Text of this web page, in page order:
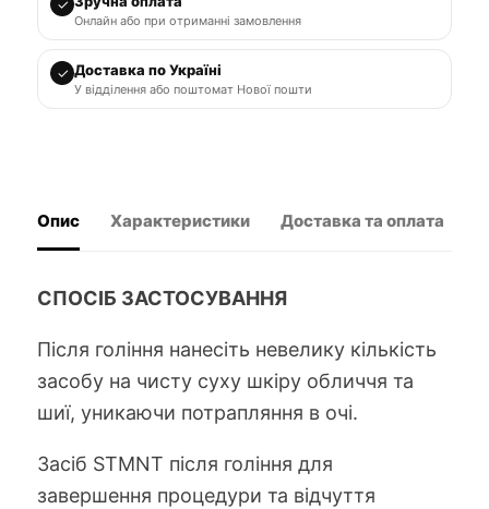
✓
Онлайн або при отриманні замовлення
✓ Доставка по Україні
У відділення або поштомат Нової пошти
Опис Характеристики Доставка та оплата
СПОСІБ ЗАСТОСУВАННЯ
Після гоління нанесіть невелику кількість
засобу на чисту суху шкіру обличчя та
шиї, уникаючи потрапляння в очі.
Засіб STMNT після гоління для
завершення процедури та відчуття